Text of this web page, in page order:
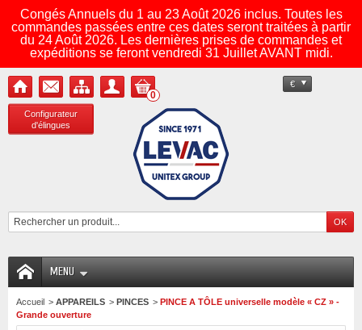
Congés Annuels du 1 au 23 Août 2026 inclus. Toutes les
commandes passées entre ces dates seront traitées à partir
du 24 Août 2026. Les dernières prises de commandes et
expéditions se feront vendredi 31 Juillet AVANT midi.
Configurateur
d'élingues
€
0
MENU
Accueil > APPAREILS > PINCES > PINCE A TÔLE universelle modèle « CZ » -
Grande ouverture